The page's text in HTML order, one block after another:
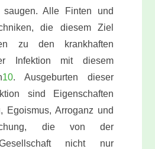
saugen. Alle Finten und
die diesem Ziel
zu den krankhaften
Infektion mit diesem
10. Ausgeburten dieser
sind Eigenschaften
Egoismus, Arroganz und
die von der
nicht nur